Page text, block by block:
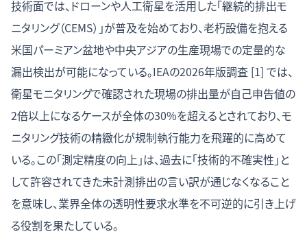
技術面では、ドローンや人工衛星を活用した「継続的排出モ
ニタリング（CEMS）」が普及を始めており、老朽設備を抱える
米国パーミアン盆地や中央アジアの生産現場での定量的な
漏出検出が可能になっている。IEAの2026年版調査 [1] では、
衛星モニタリングで確認された現場の排出量が自己申告値の
2倍以上になるケースが全体の30%を超えるとされており、モ
ニタリング技術の精緻化が規制執行能力を飛躍的に高めて
いる。この「測定精度の向上」は、過去に「技術的不確実性」と
して許容されてきた未計測排出の言い訳が通じなくなること
を意味し、業界全体の透明性要求水準を不可逆的に引き上げ
る役割を果たしている。